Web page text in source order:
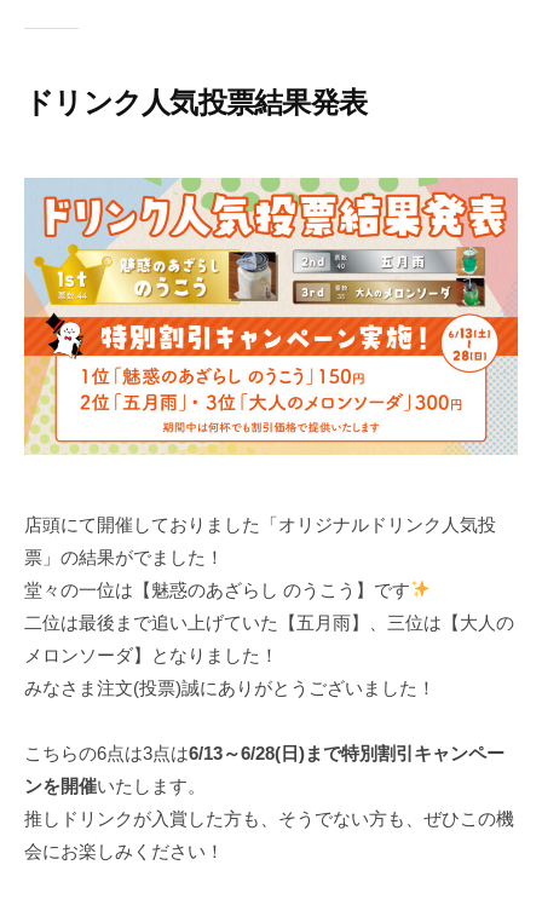
ドリンク人気投票結果発表
0
年
月
1
0
日
y
o
i
v
a
j
o
r店頭にて開催しておりました「オリジナルドリンク人気投
票」の結果がでました！
堂々の一位は【魅惑のあざらし のうこう】です
二位は最後まで追い上げていた【五月雨】、三位は【大人の
メロンソーダ】となりました！
みなさま注文(投票)誠にありがとうございました！
こちらの6点は3点は6/13～6/28(日)まで特別割引キャンペー
ンを開催いたします。
推しドリンクが入賞した方も、そうでない方も、ぜひこの機
会にお楽しみください！